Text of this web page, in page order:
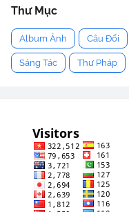
Thư Mục
Album Ảnh Câu Đối
Sáng Tác Thư Pháp